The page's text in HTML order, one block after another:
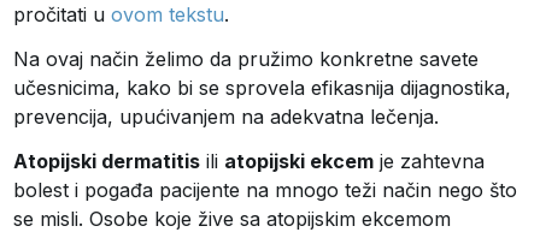
pročitati uovom tekstu.
Na ovaj način želimo da pružimo konkretne savete
učesnicima, kako bi se sprovela efikasnija dijagnostika,
prevencija, upućivanjem na adekvatna lečenja.
Atopijski dermatitis ili atopijski ekcem je zahtevna
bolest i pogađa pacijente na mnogo teži način nego što
se misli. Osobe koje žive sa atopijskim ekcemom